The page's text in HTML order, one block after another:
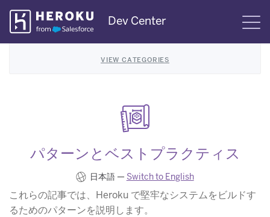
Skip
Navigation
Dev Center
VIEW CATEGORIES
パターンとベストプラクティス
日本語 — Switch to English
これらの記事では、Heroku で堅牢なシステムをビルドす
るためのパターンを説明します。